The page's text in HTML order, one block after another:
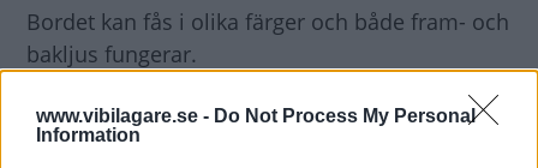
www.vibilagare.se - Do Not Process My Personal
Information
Bordet kan fås i olika färger och både fram- och
bakljus fungerar.
Kan beställas till Sverige
Priset är 15 000 dollar, vilket motsvarar ungefär